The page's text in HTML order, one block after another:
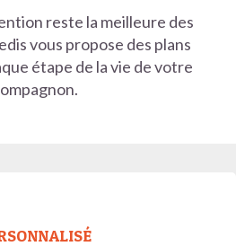
reste la meilleure des
vous propose des plans
étape de la vie de votre